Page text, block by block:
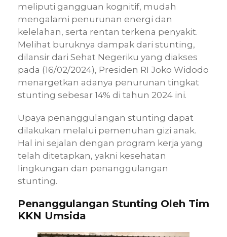
meliputi gangguan kognitif, mudah
mengalami penurunan energi dan
kelelahan, serta rentan terkena penyakit.
Melihat buruknya dampak dari stunting,
dilansir dari Sehat Negeriku yang diakses
pada (16/02/2024), Presiden RI Joko Widodo
menargetkan adanya penurunan tingkat
stunting sebesar 14% di tahun 2024 ini.
Upaya penanggulangan stunting dapat
dilakukan melalui pemenuhan gizi anak.
Hal ini sejalan dengan program kerja yang
telah ditetapkan, yakni kesehatan
lingkungan dan penanggulangan
stunting.
Penanggulangan Stunting Oleh Tim
KKN Umsida